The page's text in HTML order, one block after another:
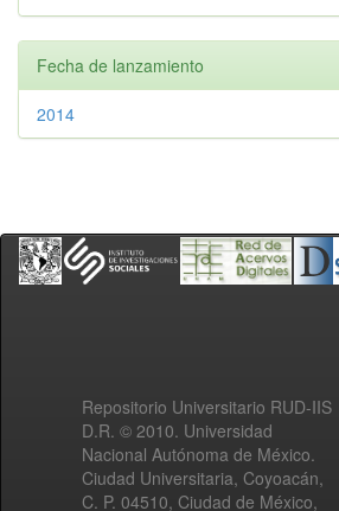
Fecha de lanzamiento
2014
Repositorio Universitario RUD-IIS
D.R. © 2010. Universidad
Nacional Autónoma de México.
Ciudad Universitaria, Coyoacán,
C. P. 04510, Ciudad de México,